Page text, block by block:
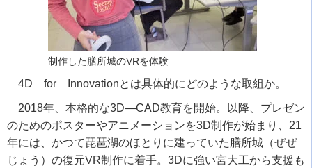
制作した膳所城のVRを体験
4D for Innovationとは具体的にどのような取組か。
2018年、本格的な3D―CAD教育を開始。以降、プレゼン
のためのポスターやアニメーションを3D制作が始まり、 21
年には、かつて琵琶湖のほとりに建っていた膳所城（ぜぜ
じょう）の復元VR制作に着手。 3Dに強い宮大工から支援も